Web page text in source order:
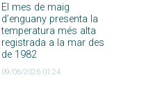
El mes de maig
d’enguany presenta la
temperatura més alta
registrada a la mar des
de 1982
09/06/2026 01:24